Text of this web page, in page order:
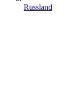
Russland